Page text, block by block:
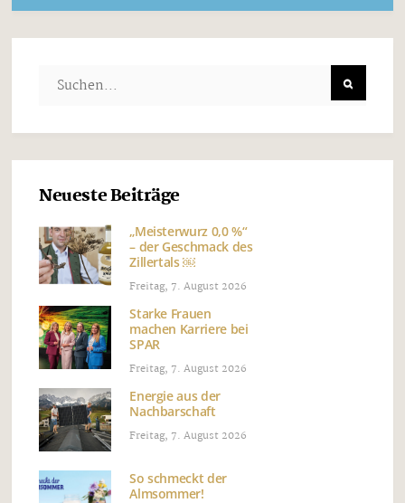
Neueste Beiträge
„Meisterwurz 0,0 %“
– der Geschmack des
Zillertals ￼
Freitag, 7. August 2026
Starke Frauen
machen Karriere bei
SPAR
Freitag, 7. August 2026
Energie aus der
Nachbarschaft
Freitag, 7. August 2026
So schmeckt der
Almsommer!